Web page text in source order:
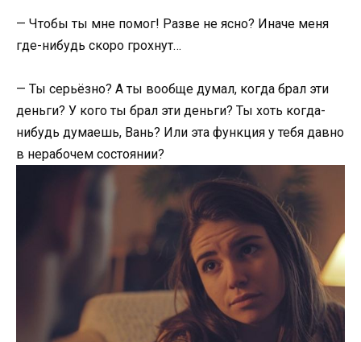
— Чтобы ты мне помог! Разве не ясно? Иначе меня
где-нибудь скоро грохнут…
— Ты серьёзно? А ты вообще думал, когда брал эти
деньги? У кого ты брал эти деньги? Ты хоть когда-
нибудь думаешь, Вань? Или эта функция у тебя давно
в нерабочем состоянии?